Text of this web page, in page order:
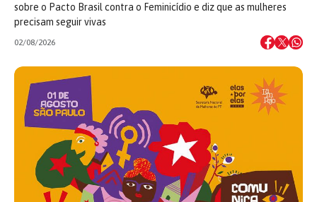
sobre o Pacto Brasil contra o Feminicídio e diz que as mulheres
precisam seguir vivas
02/08/2026